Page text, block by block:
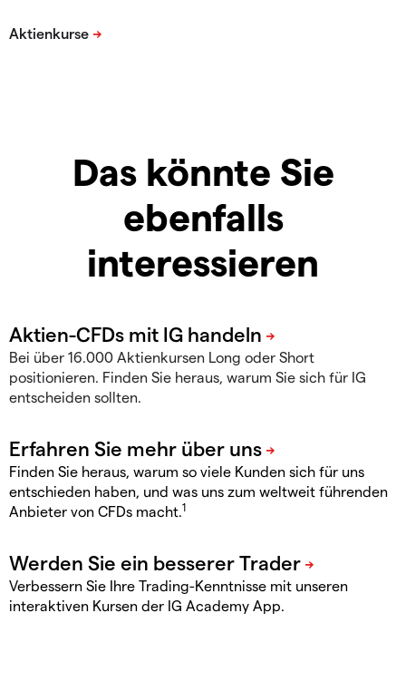
Das könnte Sie
ebenfalls
interessieren
Bei über 16.000 Aktienkursen Long oder Short
positionieren. Finden Sie heraus, warum Sie sich für IG
entscheiden sollten.
Finden Sie heraus, warum so viele Kunden sich für uns
entschieden haben, und was uns zum weltweit führenden
Anbieter von CFDs macht.1
Verbessern Sie Ihre Trading-Kenntnisse mit unseren
interaktiven Kursen der IG Academy App.